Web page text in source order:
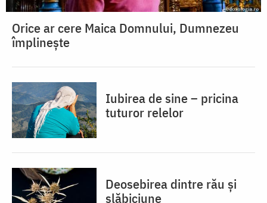
Orice ar cere Maica Domnului, Dumnezeu
împlinește
Iubirea de sine – pricina
tuturor relelor
Deosebirea dintre rău și
slăbiciune